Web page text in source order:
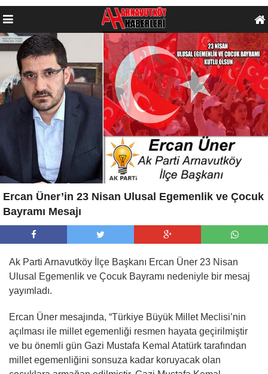
Ercan Üner’in 23 Nisan Ulusal Egemenlik ve Çocuk
Bayramı Mesajı
Ak Parti Arnavutköy İlçe Başkanı Ercan Üner 23 Nisan
Ulusal Egemenlik ve Çocuk Bayramı nedeniyle bir mesaj
yayımladı.
Ercan Üner mesajında, “Türkiye Büyük Millet Meclisi’nin
açılması ile millet egemenliği resmen hayata geçirilmiştir
ve bu önemli gün Gazi Mustafa Kemal Atatürk tarafından
millet egemenliğini sonsuza kadar koruyacak olan